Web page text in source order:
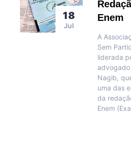
18
Jul
Enem
A
Sem
liderada
advogado
Nagib,
uma das
da
Enem